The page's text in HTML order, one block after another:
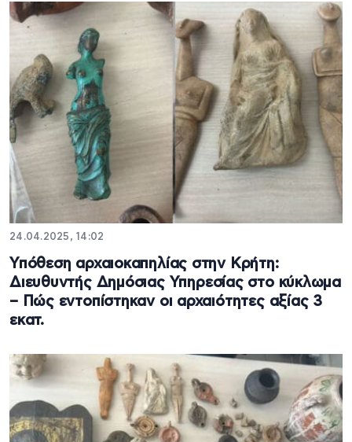
24.04.2025, 14:02
Υπόθεση αρχαιοκαπηλίας στην Κρήτη:
Διευθυντής Δημόσιας Υπηρεσίας στο κύκλωμα
– Πώς εντοπίστηκαν οι αρχαιότητες αξίας 3
εκατ.